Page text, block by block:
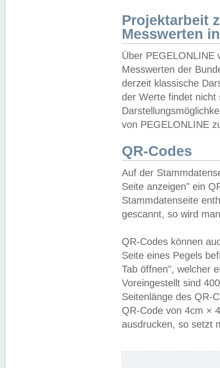
Projektarbeit
Messwerten
Über PEGELONLINE
Messwerten der
derzeit klassische
der Werte findet
von PEGELONLINE
QR-Codes
Auf der
Seite anzeigen" ein
Stammdatenseite
gescannt, so wird
QR-Codes können
Seite eines Pegels
Tab öffnen", welcher
Voreingestellt sind
Seitenlänge des QR-
QR-Code von 4cm ×
ausdrucken, so setzt